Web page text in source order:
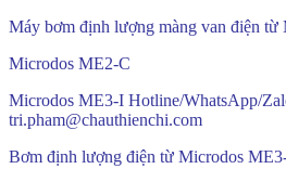
Máy bơm định lượng màng van điện từ
Microdos ME2-C
Microdos ME3-I Hotline/WhatsApp/
tri.pham@chauthienchi.com
Bơm định lượng điện từ Microdos